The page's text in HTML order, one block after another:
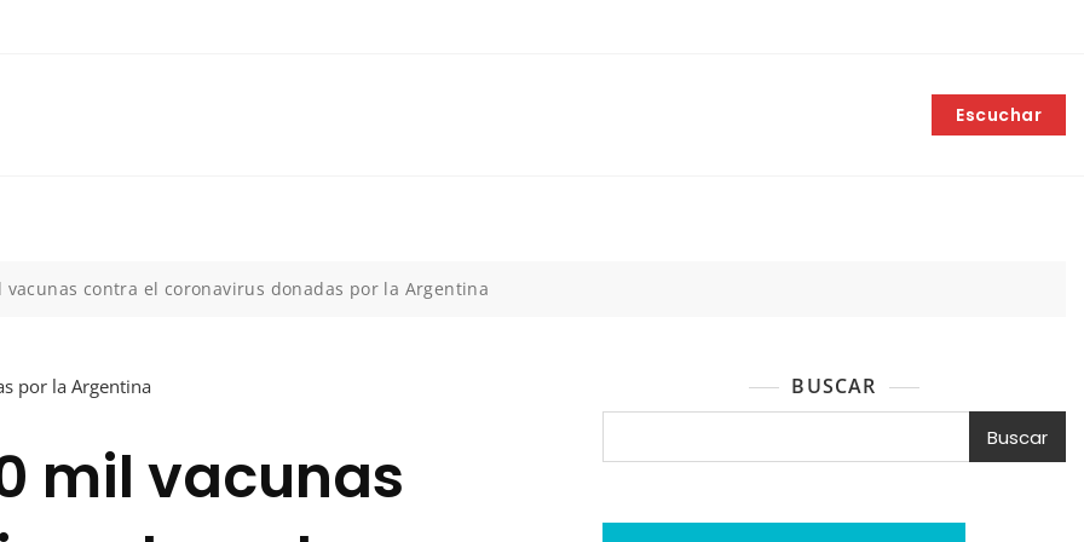
Escuchar
contra el coronavirus donadas por la Argentina
mil vacunas
BUSCAR
Buscar